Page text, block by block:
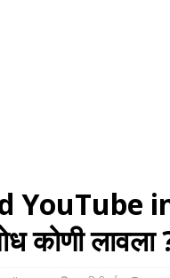
YouTube
कोणी लावला